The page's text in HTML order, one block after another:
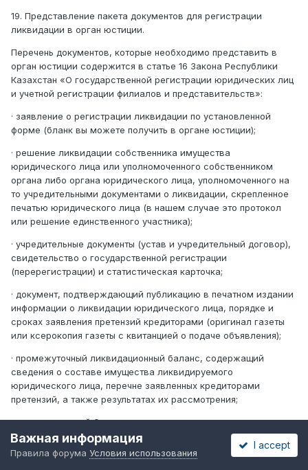
19. Представление пакета документов для регистрации
ликвидации в орган юстиции.
Перечень документов, которые необходимо представить в
орган юстиции содержится в статье 16 Закона Республики
Казахстан «О государственной регистрации юридических лиц
и учетной регистрации филиалов и представительств»:
· заявление о регистрации ликвидации по установленной
форме (бланк вы можете получить в органе юстиции);
· решение ликвидации собственника имущества
юридического лица или уполномоченного собственником
органа либо органа юридического лица, уполномоченного на
то учредительными документами о ликвидации, скрепленное
печатью юридического лица (в нашем случае это протокол
или решение единственного участника);
· учредительные документы (устав и учредительный договор),
свидетельство о государственной регистрации
(перерегистрации) и статистическая карточка;
· документ, подтверждающий публикацию в печатном издании
информации о ликвидации юридического лица, порядке и
сроках заявления претензий кредиторами (оригинал газеты
или ксерокопия газеты с квитанцией о подаче объявления);
· промежуточный ликвидационный баланс, содержащий
сведения о составе имущества ликвидируемого
юридического лица, перечне заявленных кредиторами
претензий, а также результатах их рассмотрения;
· ликвидационный баланс;
· решение собственника имущества юридического лица или
иного органа, принявшего решение о ликвидации
Важная информация
Правила форума Условия использования
I accept